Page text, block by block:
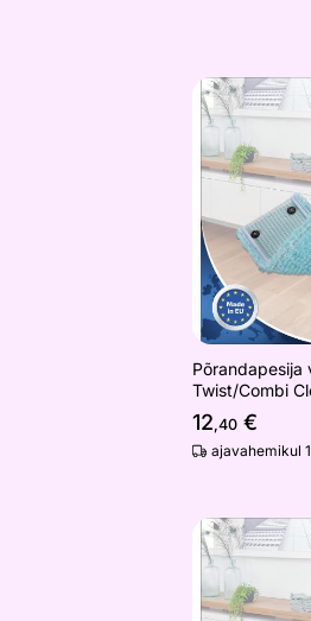
Põrandapesija
Twist/Combi
12,40 €
ajavahemikul